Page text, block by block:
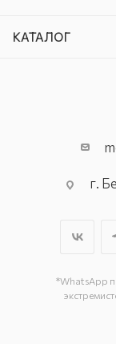
КАТАЛОГ
г.
г.
г.
*WhatsApp